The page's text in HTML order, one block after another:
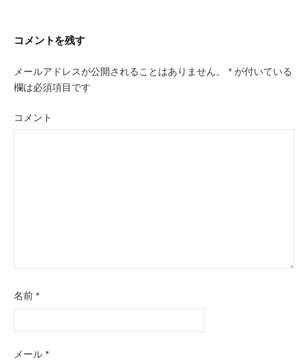
ゲ
シ
ョ
ン
コメントを残す
メールアドレスが公開されることはありません。 * が付いている
欄は必須項目です
コメント
名前 *
メール *